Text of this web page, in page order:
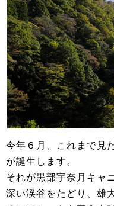
今年６月、これまで見
が誕生します。
それが黒部宇奈月キャ
深い渓谷をたどり、雄